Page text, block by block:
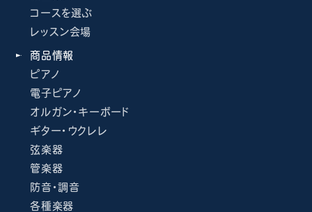
コースを選ぶ
レッスン会場
商品情報
ピアノ
電子ピアノ
オルガン・キーボード
ギター・ウクレレ
弦楽器
管楽器
防音・調音
各種楽器